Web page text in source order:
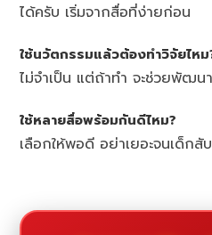
ได้ครับ เริ่มจากสื่อที่ง่ายก่อน
ใช้นวัตกรรมแล้วต้องทำวิจัยไหม
ไม่จำเป็น แต่ถ้าทำ จะช่วยพัฒน
ใช้หลายสื่อพร้อมกันดีไหม?
เลือกให้พอดี อย่าเยอะจนเด็กสั